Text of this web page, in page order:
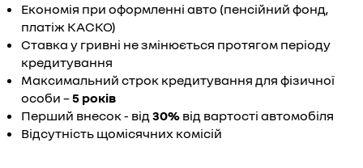
Економія при оформленні авто (пенсійний фонд,
платіж КАСКО)
Ставка у гривні не змінюється протягом періоду
кредитування
Максимальний строк кредитування для фізичної
особи –5 років
Перший внесок - від30% від вартості автомобіля
Відсутність щомісячних комісій